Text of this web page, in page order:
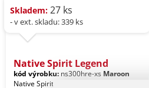
Skladem: 27 ks
- v ext. skladu: 339 ks
Native Spirit Legend
kód výrobku: ns300hre-xs Maroon